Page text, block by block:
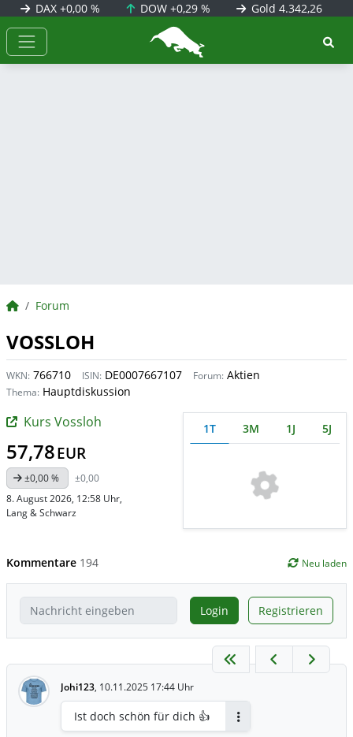
DAX +0,00 % DOW+0,29 % Gold 4.342,26
BörsenNEWS.de
BörsenNEWS.de
Forum
VOSSLOH
WKN: 766710 ISIN: DE0007667107 Forum: Aktien
Thema: Hauptdiskussion
Kurs Vossloh
57,78EUR
±0,00 %
±0,00
8. August 2026, 12:58 Uhr,
Lang & Schwarz
1T 3M 1J 5J
Kommentare 194 Neu laden
Login Registrieren
Johi123, 10.11.2025 17:44 Uhr
Ist doch schön für dich 👍